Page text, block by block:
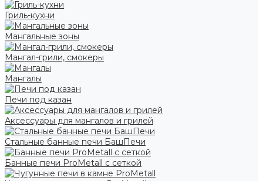
Гриль-кухни
Мангальные зоны
Мангал-грили, смокеры
Мангалы
Печи под казан
Аксессуары для мангалов и грилей
Стальные банные печи БашПечи
Банные печи ProMetall с сеткой